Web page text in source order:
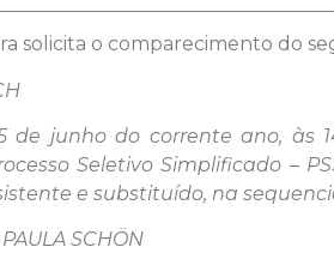
solicita o comparecimento do
de junho do corrente ano, às
Seletivo Simplificado –
e substituído, na
SCHÖN